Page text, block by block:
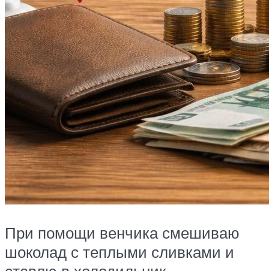
При помощи венчика смешиваю
шоколад с теплыми сливками и